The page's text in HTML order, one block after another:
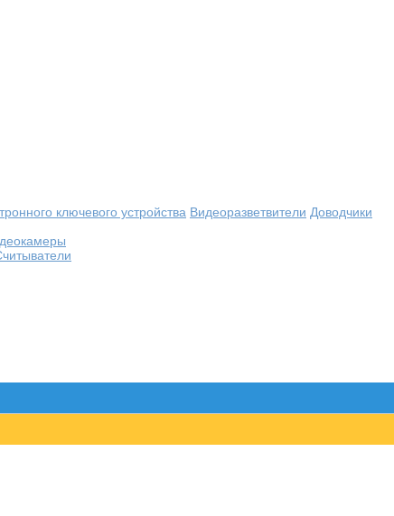
ключевого устройства Видеоразветвители Доводчики